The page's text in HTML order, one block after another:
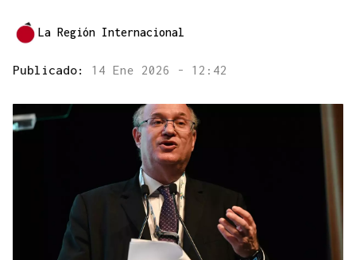
La Región Internacional
Publicado: 14 Ene 2026 - 12:42